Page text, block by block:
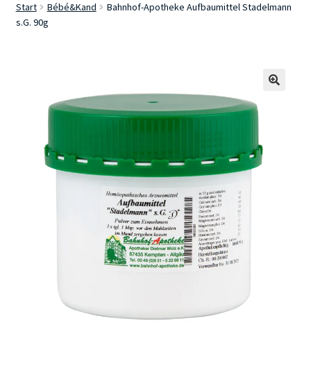
Servicer
Start Bébé&Kand
Bahnhof-Apotheke Aufbaumittel Stadelmann
s.G. 90g